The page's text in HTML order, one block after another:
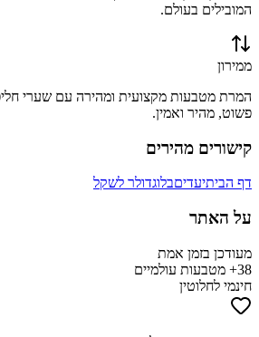
המובילים בעולם.
ממירון
המרת מטבעות מקצועית ומהירה עם שערי
פשוט, מהיר ואמין.
קישורים מהירים
דף הביתיעדיםבלוגדולר לשקל
על האתר
מעודכן בזמן אמת
38+ מטבעות עולמיים
חינמי לחלוטין